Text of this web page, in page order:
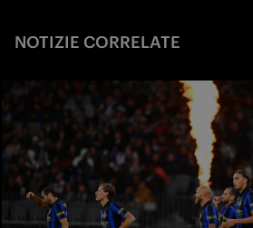
NOTIZIE CORRELATE